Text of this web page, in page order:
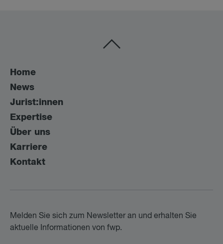
Home
News
Jurist:innen
Expertise
Über uns
Karriere
Kontakt
Melden Sie sich zum Newsletter an und erhalten Sie
aktuelle Informationen von fwp.